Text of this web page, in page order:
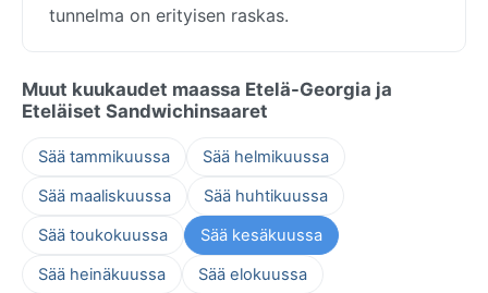
tunnelma on erityisen raskas.
Muut kuukaudet maassa Etelä-Georgia ja
Eteläiset Sandwichinsaaret
Sää tammikuussa
Sää helmikuussa
Sää maaliskuussa
Sää huhtikuussa
Sää toukokuussa
Sää kesäkuussa
Sää heinäkuussa
Sää elokuussa